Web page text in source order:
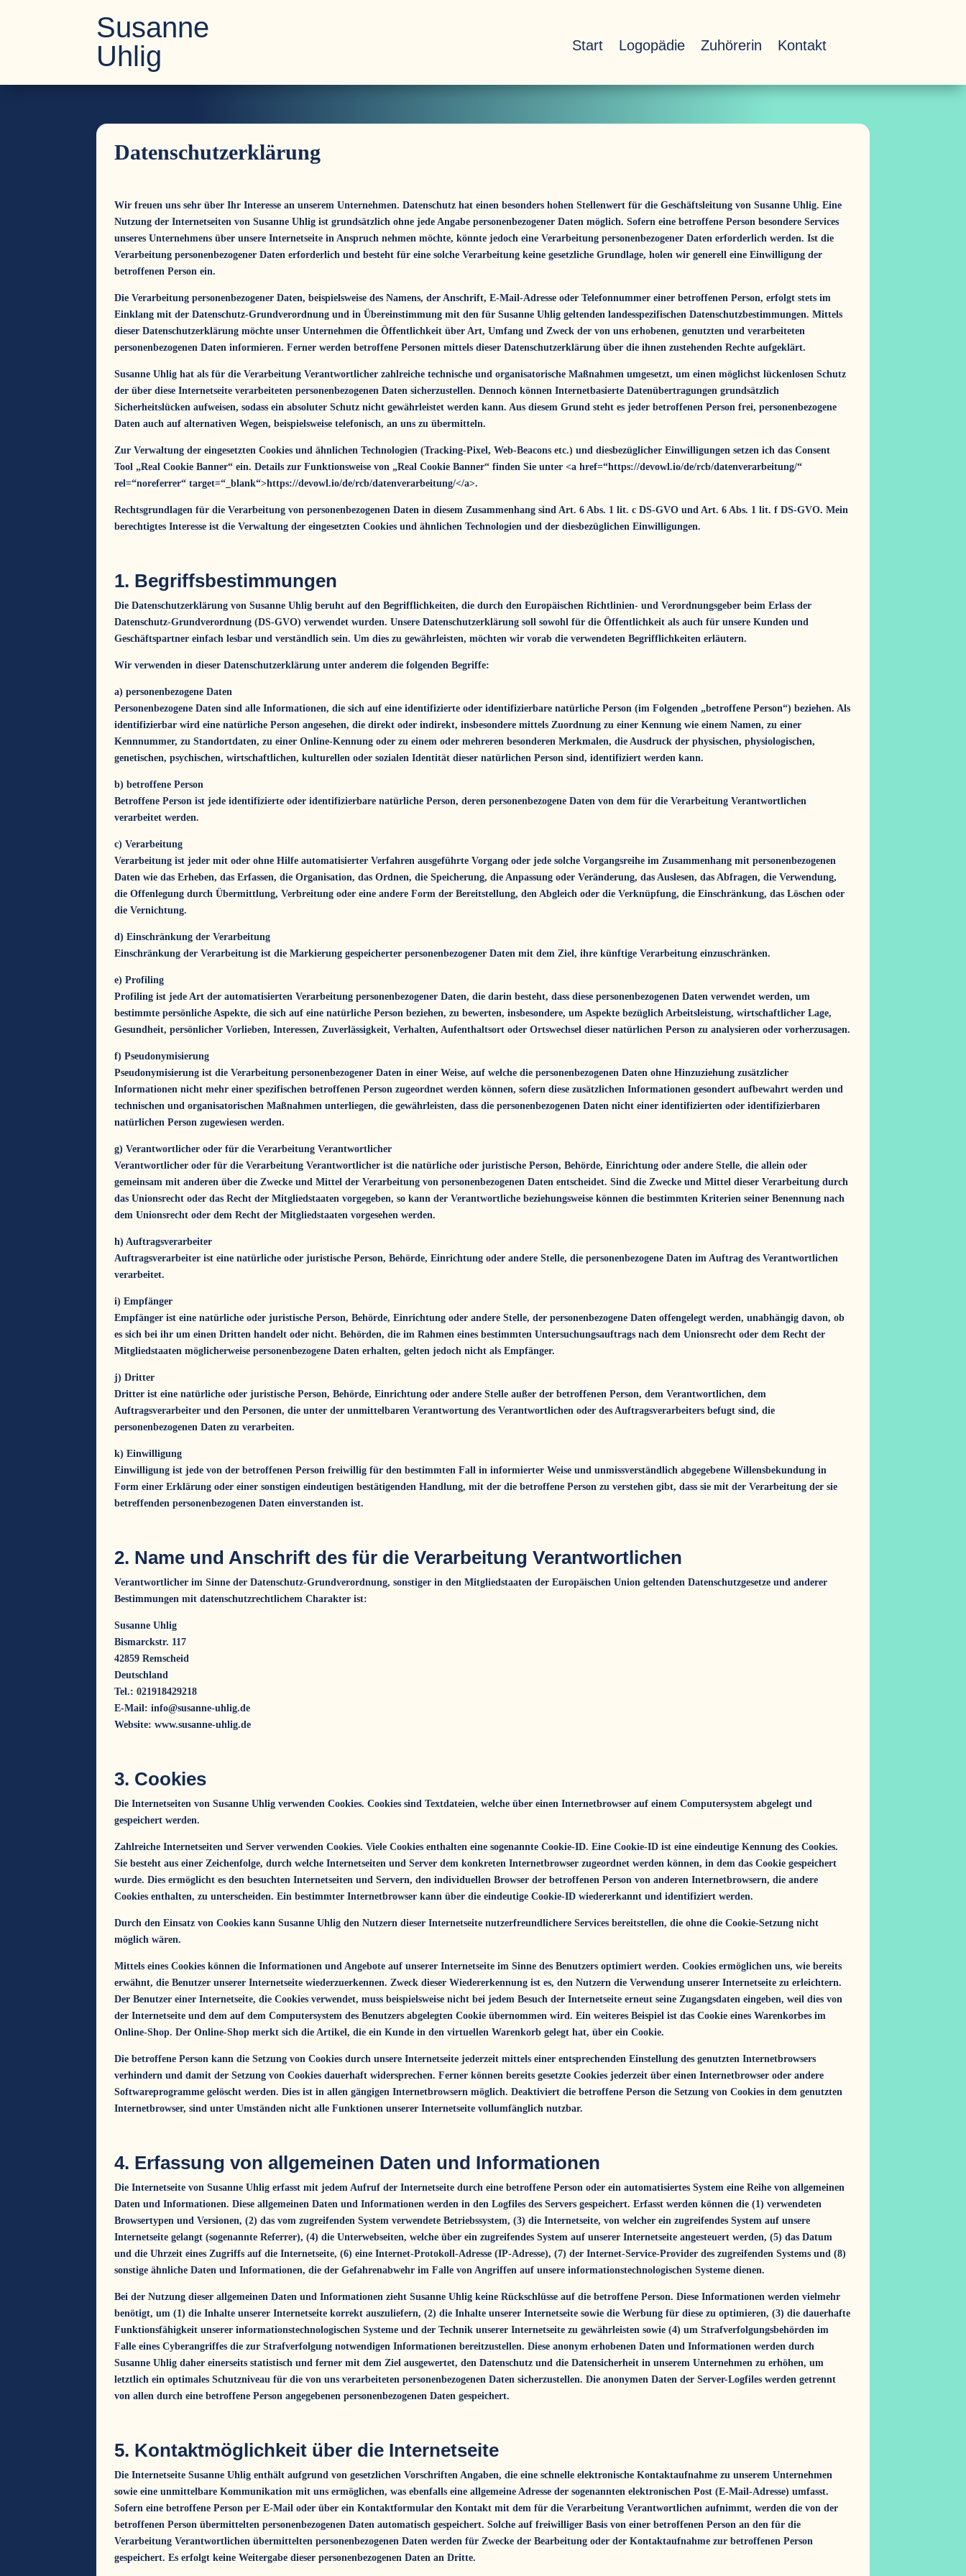
Susanne
Uhlig
Start Logopädie Zuhörerin Kontakt
Datenschutzerklärung
Wir freuen uns sehr über Ihr Interesse an unserem Unternehmen. Datenschutz hat einen besonders hohen Stellenwert für die Geschäftsleitung von Susanne Uhlig. Eine
Nutzung der Internetseiten von Susanne Uhlig ist grundsätzlich ohne jede Angabe personenbezogener Daten möglich. Sofern eine betroffene Person besondere Services
unseres Unternehmens über unsere Internetseite in Anspruch nehmen möchte, könnte jedoch eine Verarbeitung personenbezogener Daten erforderlich werden. Ist die
Verarbeitung personenbezogener Daten erforderlich und besteht für eine solche Verarbeitung keine gesetzliche Grundlage, holen wir generell eine Einwilligung der
betroffenen Person ein.
Die Verarbeitung personenbezogener Daten, beispielsweise des Namens, der Anschrift, E-Mail-Adresse oder Telefonnummer einer betroffenen Person, erfolgt stets im
Einklang mit der Datenschutz-Grundverordnung und in Übereinstimmung mit den für Susanne Uhlig geltenden landesspezifischen Datenschutzbestimmungen. Mittels
dieser Datenschutzerklärung möchte unser Unternehmen die Öffentlichkeit über Art, Umfang und Zweck der von uns erhobenen, genutzten und verarbeiteten
personenbezogenen Daten informieren. Ferner werden betroffene Personen mittels dieser Datenschutzerklärung über die ihnen zustehenden Rechte aufgeklärt.
Susanne Uhlig hat als für die Verarbeitung Verantwortlicher zahlreiche technische und organisatorische Maßnahmen umgesetzt, um einen möglichst lückenlosen Schutz
der über diese Internetseite verarbeiteten personenbezogenen Daten sicherzustellen. Dennoch können Internetbasierte Datenübertragungen grundsätzlich
Sicherheitslücken aufweisen, sodass ein absoluter Schutz nicht gewährleistet werden kann. Aus diesem Grund steht es jeder betroffenen Person frei, personenbezogene
Daten auch auf alternativen Wegen, beispielsweise telefonisch, an uns zu übermitteln.
Zur Verwaltung der eingesetzten Cookies und ähnlichen Technologien (Tracking-Pixel, Web-Beacons etc.) und diesbezüglicher Einwilligungen setzen ich das Consent
Tool „Real Cookie Banner“ ein. Details zur Funktionsweise von „Real Cookie Banner“ finden Sie unter <a href=“https://devowl.io/de/rcb/datenverarbeitung/“
rel=“noreferrer“ target=“_blank“>https://devowl.io/de/rcb/datenverarbeitung/</a>.
Rechtsgrundlagen für die Verarbeitung von personenbezogenen Daten in diesem Zusammenhang sind Art. 6 Abs. 1 lit. c DS-GVO und Art. 6 Abs. 1 lit. f DS-GVO. Mein
berechtigtes Interesse ist die Verwaltung der eingesetzten Cookies und ähnlichen Technologien und der diesbezüglichen Einwilligungen.
1. Begriffsbestimmungen
Die Datenschutzerklärung von Susanne Uhlig beruht auf den Begrifflichkeiten, die durch den Europäischen Richtlinien- und Verordnungsgeber beim Erlass der
Datenschutz-Grundverordnung (DS-GVO) verwendet wurden. Unsere Datenschutzerklärung soll sowohl für die Öffentlichkeit als auch für unsere Kunden und
Geschäftspartner einfach lesbar und verständlich sein. Um dies zu gewährleisten, möchten wir vorab die verwendeten Begrifflichkeiten erläutern.
Wir verwenden in dieser Datenschutzerklärung unter anderem die folgenden Begriffe:
a) personenbezogene Daten
Personenbezogene Daten sind alle Informationen, die sich auf eine identifizierte oder identifizierbare natürliche Person (im Folgenden „betroffene Person“) beziehen. Als
identifizierbar wird eine natürliche Person angesehen, die direkt oder indirekt, insbesondere mittels Zuordnung zu einer Kennung wie einem Namen, zu einer
Kennnummer, zu Standortdaten, zu einer Online-Kennung oder zu einem oder mehreren besonderen Merkmalen, die Ausdruck der physischen, physiologischen,
genetischen, psychischen, wirtschaftlichen, kulturellen oder sozialen Identität dieser natürlichen Person sind, identifiziert werden kann.
b) betroffene Person
Betroffene Person ist jede identifizierte oder identifizierbare natürliche Person, deren personenbezogene Daten von dem für die Verarbeitung Verantwortlichen
verarbeitet werden.
c) Verarbeitung
Verarbeitung ist jeder mit oder ohne Hilfe automatisierter Verfahren ausgeführte Vorgang oder jede solche Vorgangsreihe im Zusammenhang mit personenbezogenen
Daten wie das Erheben, das Erfassen, die Organisation, das Ordnen, die Speicherung, die Anpassung oder Veränderung, das Auslesen, das Abfragen, die Verwendung,
die Offenlegung durch Übermittlung, Verbreitung oder eine andere Form der Bereitstellung, den Abgleich oder die Verknüpfung, die Einschränkung, das Löschen oder
die Vernichtung.
d) Einschränkung der Verarbeitung
Einschränkung der Verarbeitung ist die Markierung gespeicherter personenbezogener Daten mit dem Ziel, ihre künftige Verarbeitung einzuschränken.
e) Profiling
Profiling ist jede Art der automatisierten Verarbeitung personenbezogener Daten, die darin besteht, dass diese personenbezogenen Daten verwendet werden, um
bestimmte persönliche Aspekte, die sich auf eine natürliche Person beziehen, zu bewerten, insbesondere, um Aspekte bezüglich Arbeitsleistung, wirtschaftlicher Lage,
Gesundheit, persönlicher Vorlieben, Interessen, Zuverlässigkeit, Verhalten, Aufenthaltsort oder Ortswechsel dieser natürlichen Person zu analysieren oder vorherzusagen.
f) Pseudonymisierung
Pseudonymisierung ist die Verarbeitung personenbezogener Daten in einer Weise, auf welche die personenbezogenen Daten ohne Hinzuziehung zusätzlicher
Informationen nicht mehr einer spezifischen betroffenen Person zugeordnet werden können, sofern diese zusätzlichen Informationen gesondert aufbewahrt werden und
technischen und organisatorischen Maßnahmen unterliegen, die gewährleisten, dass die personenbezogenen Daten nicht einer identifizierten oder identifizierbaren
natürlichen Person zugewiesen werden.
g) Verantwortlicher oder für die Verarbeitung Verantwortlicher
Verantwortlicher oder für die Verarbeitung Verantwortlicher ist die natürliche oder juristische Person, Behörde, Einrichtung oder andere Stelle, die allein oder
gemeinsam mit anderen über die Zwecke und Mittel der Verarbeitung von personenbezogenen Daten entscheidet. Sind die Zwecke und Mittel dieser Verarbeitung durch
das Unionsrecht oder das Recht der Mitgliedstaaten vorgegeben, so kann der Verantwortliche beziehungsweise können die bestimmten Kriterien seiner Benennung nach
dem Unionsrecht oder dem Recht der Mitgliedstaaten vorgesehen werden.
h) Auftragsverarbeiter
Auftragsverarbeiter ist eine natürliche oder juristische Person, Behörde, Einrichtung oder andere Stelle, die personenbezogene Daten im Auftrag des Verantwortlichen
verarbeitet.
i) Empfänger
Empfänger ist eine natürliche oder juristische Person, Behörde, Einrichtung oder andere Stelle, der personenbezogene Daten offengelegt werden, unabhängig davon, ob
es sich bei ihr um einen Dritten handelt oder nicht. Behörden, die im Rahmen eines bestimmten Untersuchungsauftrags nach dem Unionsrecht oder dem Recht der
Mitgliedstaaten möglicherweise personenbezogene Daten erhalten, gelten jedoch nicht als Empfänger.
j) Dritter
Dritter ist eine natürliche oder juristische Person, Behörde, Einrichtung oder andere Stelle außer der betroffenen Person, dem Verantwortlichen, dem
Auftragsverarbeiter und den Personen, die unter der unmittelbaren Verantwortung des Verantwortlichen oder des Auftragsverarbeiters befugt sind, die
personenbezogenen Daten zu verarbeiten.
k) Einwilligung
Einwilligung ist jede von der betroffenen Person freiwillig für den bestimmten Fall in informierter Weise und unmissverständlich abgegebene Willensbekundung in
Form einer Erklärung oder einer sonstigen eindeutigen bestätigenden Handlung, mit der die betroffene Person zu verstehen gibt, dass sie mit der Verarbeitung der sie
betreffenden personenbezogenen Daten einverstanden ist.
2. Name und Anschrift des für die Verarbeitung Verantwortlichen
Verantwortlicher im Sinne der Datenschutz-Grundverordnung, sonstiger in den Mitgliedstaaten der Europäischen Union geltenden Datenschutzgesetze und anderer
Bestimmungen mit datenschutzrechtlichem Charakter ist:
Susanne Uhlig
Bismarckstr. 117
42859 Remscheid
Deutschland
Tel.: 021918429218
E-Mail: info@susanne-uhlig.de
Website:www.susanne-uhlig.de
3. Cookies
Die Internetseiten von Susanne Uhlig verwenden Cookies. Cookies sind Textdateien, welche über einen Internetbrowser auf einem Computersystem abgelegt und
gespeichert werden.
Zahlreiche Internetseiten und Server verwenden Cookies. Viele Cookies enthalten eine sogenannte Cookie-ID. Eine Cookie-ID ist eine eindeutige Kennung des Cookies.
Sie besteht aus einer Zeichenfolge, durch welche Internetseiten und Server dem konkreten Internetbrowser zugeordnet werden können, in dem das Cookie gespeichert
wurde. Dies ermöglicht es den besuchten Internetseiten und Servern, den individuellen Browser der betroffenen Person von anderen Internetbrowsern, die andere
Cookies enthalten, zu unterscheiden. Ein bestimmter Internetbrowser kann über die eindeutige Cookie-ID wiedererkannt und identifiziert werden.
Durch den Einsatz von Cookies kann Susanne Uhlig den Nutzern dieser Internetseite nutzerfreundlichere Services bereitstellen, die ohne die Cookie-Setzung nicht
möglich wären.
Mittels eines Cookies können die Informationen und Angebote auf unserer Internetseite im Sinne des Benutzers optimiert werden. Cookies ermöglichen uns, wie bereits
erwähnt, die Benutzer unserer Internetseite wiederzuerkennen. Zweck dieser Wiedererkennung ist es, den Nutzern die Verwendung unserer Internetseite zu erleichtern.
Der Benutzer einer Internetseite, die Cookies verwendet, muss beispielsweise nicht bei jedem Besuch der Internetseite erneut seine Zugangsdaten eingeben, weil dies von
der Internetseite und dem auf dem Computersystem des Benutzers abgelegten Cookie übernommen wird. Ein weiteres Beispiel ist das Cookie eines Warenkorbes im
Online-Shop. Der Online-Shop merkt sich die Artikel, die ein Kunde in den virtuellen Warenkorb gelegt hat, über ein Cookie.
Die betroffene Person kann die Setzung von Cookies durch unsere Internetseite jederzeit mittels einer entsprechenden Einstellung des genutzten Internetbrowsers
verhindern und damit der Setzung von Cookies dauerhaft widersprechen. Ferner können bereits gesetzte Cookies jederzeit über einen Internetbrowser oder andere
Softwareprogramme gelöscht werden. Dies ist in allen gängigen Internetbrowsern möglich. Deaktiviert die betroffene Person die Setzung von Cookies in dem genutzten
Internetbrowser, sind unter Umständen nicht alle Funktionen unserer Internetseite vollumfänglich nutzbar.
4. Erfassung von allgemeinen Daten und Informationen
Die Internetseite von Susanne Uhlig erfasst mit jedem Aufruf der Internetseite durch eine betroffene Person oder ein automatisiertes System eine Reihe von allgemeinen
Daten und Informationen. Diese allgemeinen Daten und Informationen werden in den Logfiles des Servers gespeichert. Erfasst werden können die (1) verwendeten
Browsertypen und Versionen, (2) das vom zugreifenden System verwendete Betriebssystem, (3) die Internetseite, von welcher ein zugreifendes System auf unsere
Internetseite gelangt (sogenannte Referrer), (4) die Unterwebseiten, welche über ein zugreifendes System auf unserer Internetseite angesteuert werden, (5) das Datum
und die Uhrzeit eines Zugriffs auf die Internetseite, (6) eine Internet-Protokoll-Adresse (IP-Adresse), (7) der Internet-Service-Provider des zugreifenden Systems und (8)
sonstige ähnliche Daten und Informationen, die der Gefahrenabwehr im Falle von Angriffen auf unsere informationstechnologischen Systeme dienen.
Bei der Nutzung dieser allgemeinen Daten und Informationen zieht Susanne Uhlig keine Rückschlüsse auf die betroffene Person. Diese Informationen werden vielmehr
benötigt, um (1) die Inhalte unserer Internetseite korrekt auszuliefern, (2) die Inhalte unserer Internetseite sowie die Werbung für diese zu optimieren, (3) die dauerhafte
Funktionsfähigkeit unserer informationstechnologischen Systeme und der Technik unserer Internetseite zu gewährleisten sowie (4) um Strafverfolgungsbehörden im
Falle eines Cyberangriffes die zur Strafverfolgung notwendigen Informationen bereitzustellen. Diese anonym erhobenen Daten und Informationen werden durch
Susanne Uhlig daher einerseits statistisch und ferner mit dem Ziel ausgewertet, den Datenschutz und die Datensicherheit in unserem Unternehmen zu erhöhen, um
letztlich ein optimales Schutzniveau für die von uns verarbeiteten personenbezogenen Daten sicherzustellen. Die anonymen Daten der Server-Logfiles werden getrennt
von allen durch eine betroffene Person angegebenen personenbezogenen Daten gespeichert.
5. Kontaktmöglichkeit über die Internetseite
Die Internetseite Susanne Uhlig enthält aufgrund von gesetzlichen Vorschriften Angaben, die eine schnelle elektronische Kontaktaufnahme zu unserem Unternehmen
sowie eine unmittelbare Kommunikation mit uns ermöglichen, was ebenfalls eine allgemeine Adresse der sogenannten elektronischen Post (E-Mail-Adresse) umfasst.
Sofern eine betroffene Person per E-Mail oder über ein Kontaktformular den Kontakt mit dem für die Verarbeitung Verantwortlichen aufnimmt, werden die von der
betroffenen Person übermittelten personenbezogenen Daten automatisch gespeichert. Solche auf freiwilliger Basis von einer betroffenen Person an den für die
Verarbeitung Verantwortlichen übermittelten personenbezogenen Daten werden für Zwecke der Bearbeitung oder der Kontaktaufnahme zur betroffenen Person
gespeichert. Es erfolgt keine Weitergabe dieser personenbezogenen Daten an Dritte.